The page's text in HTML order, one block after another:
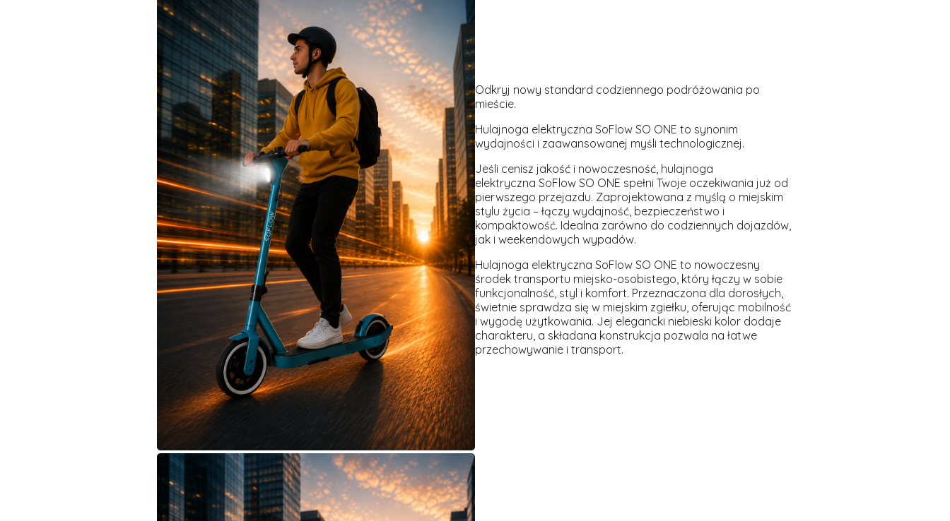
Odkryj nowy standard codziennego podróżowania po
mieście.
Hulajnoga elektryczna SoFlow SO ONE to synonim
wydajności i zaawansowanej myśli technologicznej.
Jeśli cenisz jakość i nowoczesność, hulajnoga
elektryczna SoFlow SO ONE spełni Twoje oczekiwania już od
pierwszego przejazdu. Zaprojektowana z myślą o miejskim
stylu życia – łączy wydajność, bezpieczeństwo i
kompaktowość. Idealna zarówno do codziennych dojazdów,
jak i weekendowych wypadów.
Hulajnoga elektryczna SoFlow SO ONE to nowoczesny
środek transportu miejsko-osobistego, który łączy w sobie
funkcjonalność, styl i komfort. Przeznaczona dla dorosłych,
świetnie sprawdza się w miejskim zgiełku, oferując mobilność
i wygodę użytkowania. Jej elegancki niebieski kolor dodaje
charakteru, a składana konstrukcja pozwala na łatwe
przechowywanie i transport.